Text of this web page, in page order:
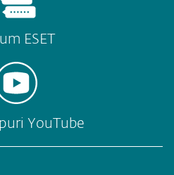
ESET
YouTube